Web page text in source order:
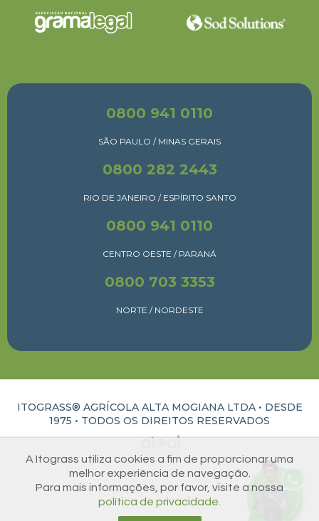
0800 941 0110
SÃO PAULO / MINAS GERAIS
0800 282 2443
RIO DE JANEIRO / ESPÍRITO SANTO
0800 941 0110
CENTRO OESTE / PARANÁ
0800 703 3353
NORTE / NORDESTE
ITOGRASS® AGRÍCOLA ALTA MOGIANA LTDA • DESDE
1975 • TODOS OS DIREITOS RESERVADOS
A Itograss utiliza cookies a fim de proporcionar uma
melhor experiência de navegação.
Para mais informações, por favor, visite a nossa
política de privacidade.